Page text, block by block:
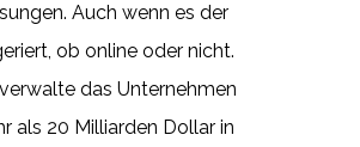
Auch wenn es der
ob online oder nicht.
das Unternehmen
als 20 Milliarden Dollar in